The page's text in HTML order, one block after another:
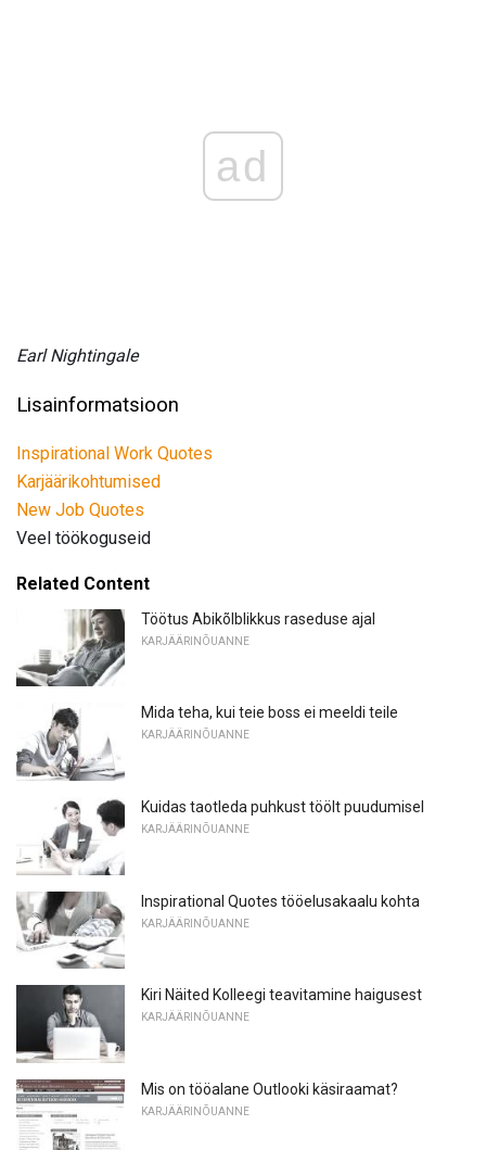
ad
Earl Nightingale
Lisainformatsioon
Inspirational Work Quotes
Karjäärikohtumised
New Job Quotes
Veel töökoguseid
Related Content
Töötus Abikõlblikkus raseduse ajal
KARJÄÄRINÕUANNE
Mida teha, kui teie boss ei meeldi teile
KARJÄÄRINÕUANNE
Kuidas taotleda puhkust töölt puudumisel
KARJÄÄRINÕUANNE
Inspirational Quotes tööelusakaalu kohta
KARJÄÄRINÕUANNE
Kiri Näited Kolleegi teavitamine haigusest
KARJÄÄRINÕUANNE
Mis on tööalane Outlooki käsiraamat?
KARJÄÄRINÕUANNE